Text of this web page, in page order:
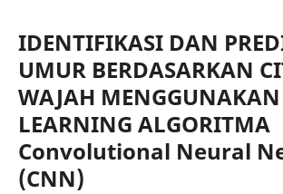
IDENTIFIKASI DAN
UMUR BERDASARKAN
WAJAH MENGGUNAKAN
LEARNING ALGORITMA
Convolutional Neural
(CNN)